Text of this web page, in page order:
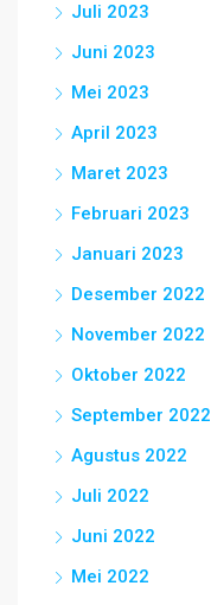
Juli 2023
Juni 2023
Mei 2023
April 2023
Maret 2023
Februari 2023
Januari 2023
Desember 2022
November 2022
Oktober 2022
September 2022
Agustus 2022
Juli 2022
Juni 2022
Mei 2022